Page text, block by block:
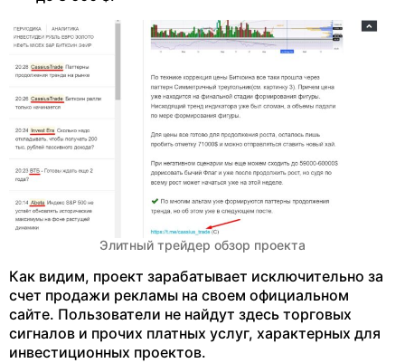
Элитный трейдер обзор проекта
Как видим, проект зарабатывает исключительно за
счет продажи рекламы на своем официальном
сайте. Пользователи не найдут здесь торговых
сигналов и прочих платных услуг, характерных для
инвестиционных проектов.